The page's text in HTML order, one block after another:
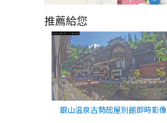
推薦給您
銀山温泉古勢起屋別館即時影像